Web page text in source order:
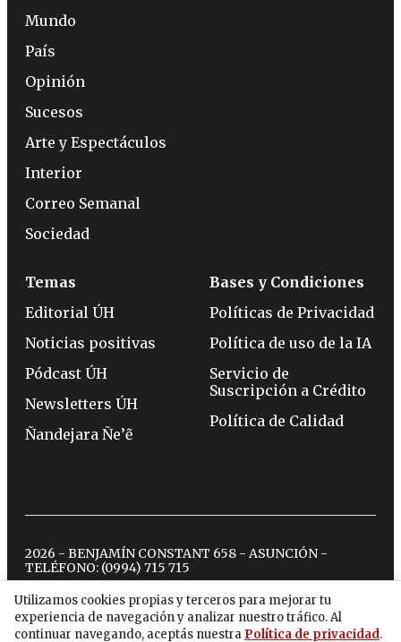
Utilizamos cookies propias y terceros para mejorar tu
experiencia de navegación y analizar nuestro tráfico. Al
continuar navegando, aceptás nuestra Política de privacidad.
Mundo
País
Opinión
Sucesos
Arte y Espectáculos
Interior
Correo Semanal
Sociedad
Temas
Editorial ÚH
Noticias positivas
Pódcast ÚH
Newsletters ÚH
Ñandejara Ñe’ẽ
Bases y Condiciones
Políticas de Privacidad
Política de uso de la IA
Servicio de
Suscripción a Crédito
Política de Calidad
2026 - BENJAMÍN CONSTANT 658 - ASUNCIÓN -
TELÉFONO: (0994) 715 715
twitterinstagram
facebook
tiktokyoutubespotify